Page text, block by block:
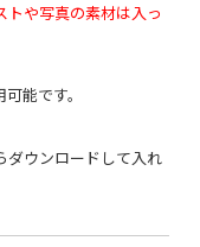
トや写真の素材は入っ
能です。
ダウンロードして入れ